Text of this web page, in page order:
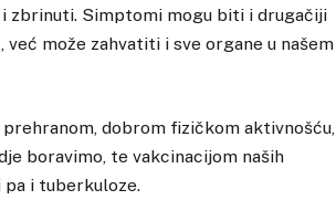
zbrinuti. Simptomi mogu biti i drugačiji
može zahvatiti i sve organe u našem
dobrom fizičkom aktivnošću,
boravimo, te vakcinacijom naših
i tuberkuloze.